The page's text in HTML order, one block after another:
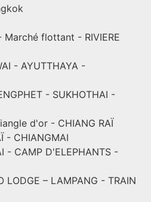
Marché flottant - RIVIERE
- AYUTTHAYA -
- SUKHOTHAI -
d'or - CHIANG RAÏ
- CHIANGMAI
- CAMP D'ELEPHANTS -
LODGE – LAMPANG - TRAIN